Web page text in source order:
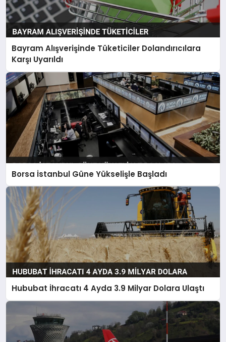
Bayram Alışverişinde Tüketiciler Dolandırıcılara
Karşı Uyarıldı
Borsa İstanbul Güne Yükselişle Başladı
Hububat İhracatı 4 Ayda 3.9 Milyar Dolara Ulaştı